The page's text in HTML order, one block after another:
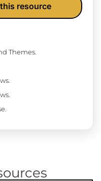
resource
Themes.